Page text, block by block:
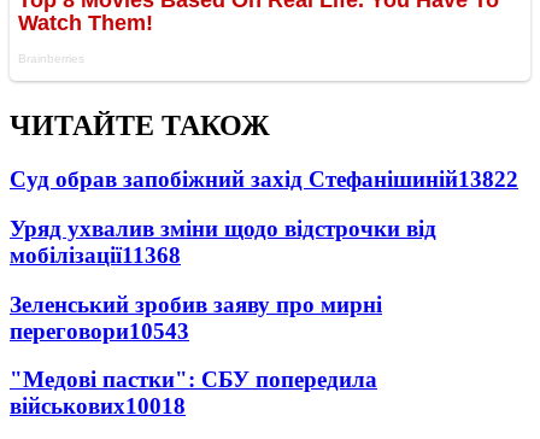
ЧИТАЙТЕ ТАКОЖ
Суд обрав запобіжний захід Стефанішиній13822
Уряд ухвалив зміни щодо відстрочки від
мобілізації11368
Зеленський зробив заяву про мирні
переговори10543
"Медові пастки": СБУ попередила
військових10018